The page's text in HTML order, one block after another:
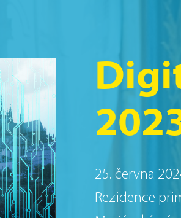
25. června
Rezidence